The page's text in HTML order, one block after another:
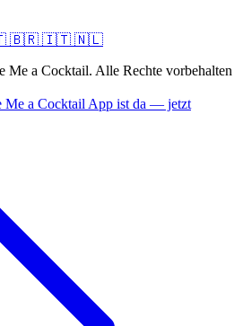
🇧🇷 🇮🇹 🇳🇱
Me a Cocktail. Alle Rechte vorbehalten
Me a Cocktail App ist da — jetzt